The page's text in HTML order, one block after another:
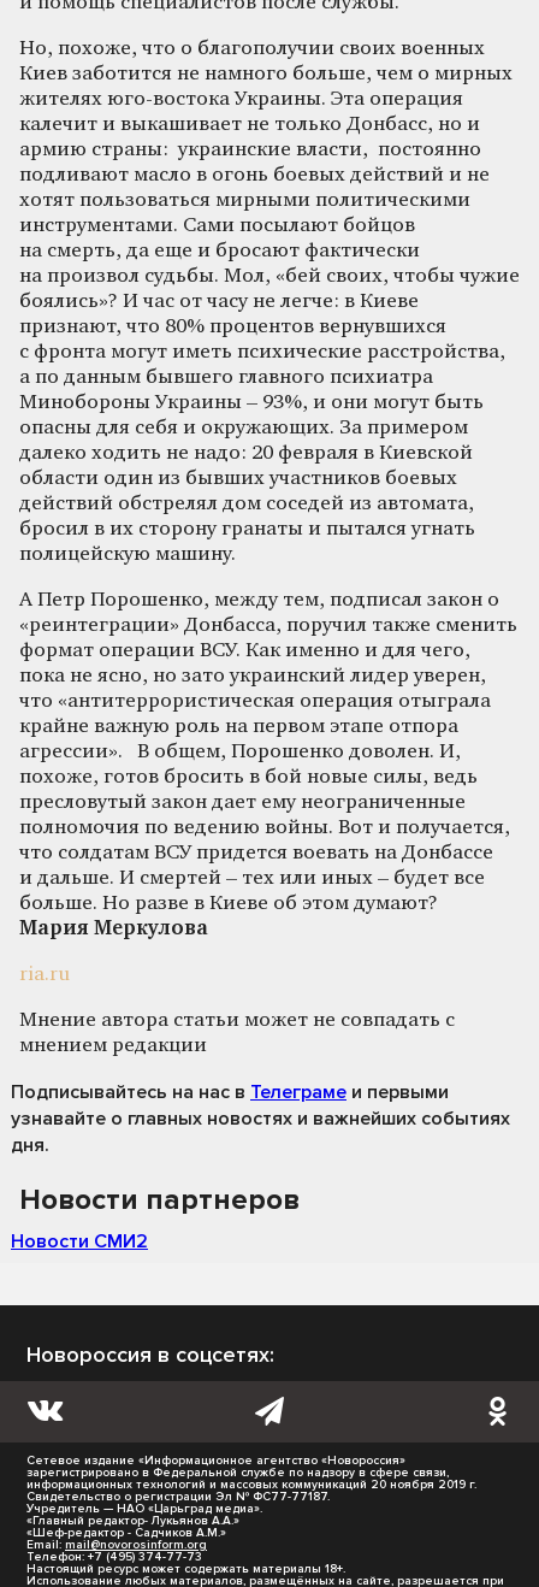
Но, похоже, что о благополучии своих военных
Киев заботится не намного больше, чем о мирных
жителях юго-востока Украины. Эта операция
калечит и выкашивает не только Донбасс, но и
армию страны: украинские власти, постоянно
подливают масло в огонь боевых действий и не
хотят пользоваться мирными политическими
инструментами. Сами посылают бойцов
на смерть, да еще и бросают фактически
на произвол судьбы. Мол, «бей своих, чтобы чужие
боялись»? И час от часу не легче: в Киеве
признают, что 80% процентов вернувшихся
с фронта могут иметь психические расстройства,
а по данным бывшего главного психиатра
Минобороны Украины – 93%, и они могут быть
опасны для себя и окружающих. За примером
далеко ходить не надо: 20 февраля в Киевской
области один из бывших участников боевых
действий обстрелял дом соседей из автомата,
бросил в их сторону гранаты и пытался угнать
полицейскую машину.
А Петр Порошенко, между тем, подписал закон о
«реинтеграции» Донбасса, поручил также сменить
формат операции ВСУ. Как именно и для чего,
пока не ясно, но зато украинский лидер уверен,
что «антитеррористическая операция отыграла
крайне важную роль на первом этапе отпора
агрессии». В общем, Порошенко доволен. И,
похоже, готов бросить в бой новые силы, ведь
пресловутый закон дает ему неограниченные
полномочия по ведению войны. Вот и получается,
что солдатам ВСУ придется воевать на Донбассе
и дальше. И смертей – тех или иных – будет все
больше. Но разве в Киеве об этом думают?
Мария Меркулова
ria.ru
Мнение автора статьи может не совпадать с
мнением редакции
Подписывайтесь на нас в Телеграме и первыми
узнавайте о главных новостях и важнейших событиях
дня.
Новости партнеров
Новости СМИ2
Новороссия в соцсетях:
Сетевое издание «Информационное агентство «Новороссия»
зарегистрировано в Федеральной службе по надзору в сфере связи,
информационных технологий и массовых коммуникаций 20 ноября 2019 г.
Свидетельство о регистрации Эл № ФС77-77187.
Учредитель — НАО «Царьград медиа».
«Главный редактор- Лукьянов А.А.»
«Шеф-редактор - Садчиков А.М.»
Email: mail@novorosinform.org
Телефон: +7 (495) 374-77-73
Настоящий ресурс может содержать материалы 18+.
Использование любых материалов, размещённых на сайте, разрешается при